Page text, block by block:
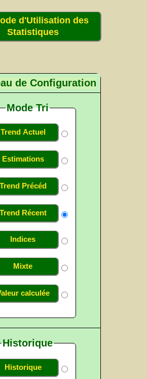
d'Utilisation des
Statistiques
de Configuration
Mode Tri
Trend Actuel
Estimations
Trend Précéd
Trend Récent
Indices
Mixte
calculée
Historique
Historique